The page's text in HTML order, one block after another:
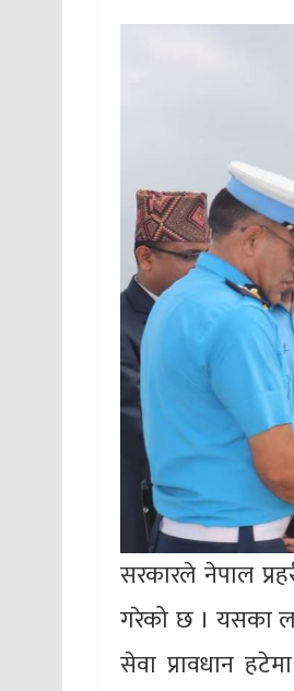
सरकारले नेपाल
गरेको छ । यसका
सेवा प्रावधान